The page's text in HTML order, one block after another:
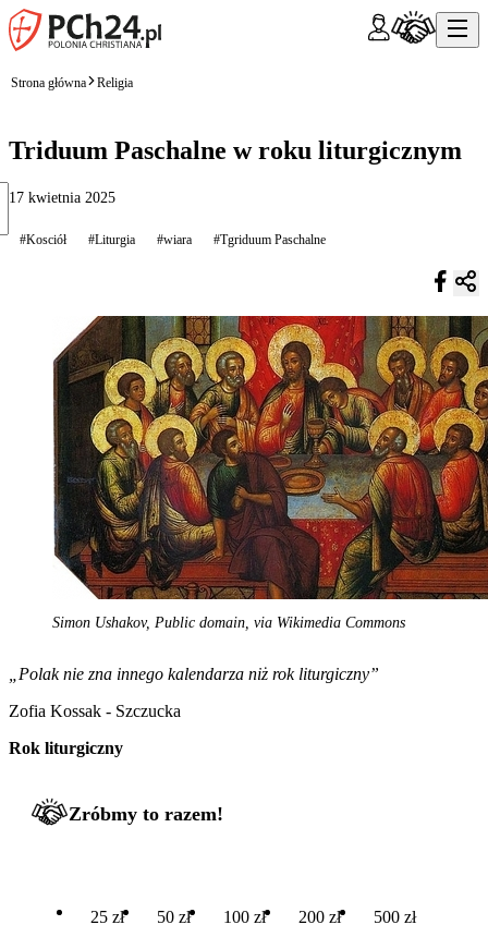
Strona główna Religia
Triduum Paschalne w roku liturgicznym
17 kwietnia 2025
#Kosciół #Liturgia #wiara #Tgriduum Paschalne
Simon Ushakov, Public domain, via Wikimedia Commons
„Polak nie zna innego kalendarza niż rok liturgiczny”
Zofia Kossak - Szczucka
Rok liturgiczny
Zróbmy to razem!
25 zł 50 zł 100 zł 200 zł 500 zł